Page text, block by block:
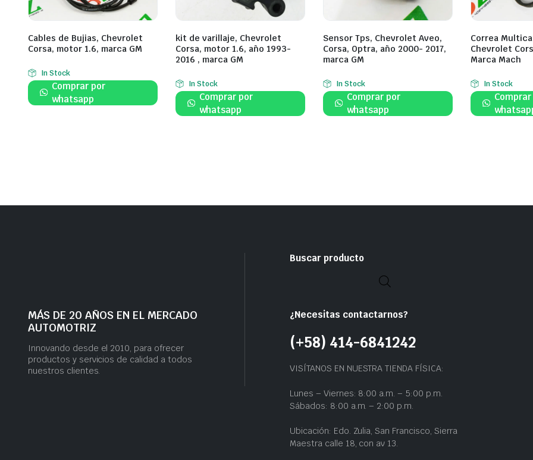
Cables de Bujias, Chevrolet
Corsa, motor 1.6, marca GM
In Stock
Comprar por
whatsapp
kit de varillaje, Chevrolet
Corsa, motor 1.6, año 1993-
2016 , marca GM
In Stock
Comprar por
whatsapp
Sensor Tps, Chevrolet Aveo,
Corsa, Optra, año 2000- 2017,
marca GM
In Stock
Comprar por
whatsapp
Correa
Chevrolet
Marca Mach
In Stock
MÁS DE 20 AÑOS EN EL MERCADO
AUTOMOTRIZ
Innovando desde el 2010, para ofrecer
productos y servicios de calidad a todos
nuestros clientes.
Buscar producto
¿Necesitas contactarnos?
(+58) 414-6841242
VISÍTANOS EN NUESTRA TIENDA FÍSICA:
Lunes – Viernes: 8:00 a.m. – 5:00 p.m.
Sábados: 8:00 a.m. – 2:00 p.m.
Ubicación: Edo. Zulia, San Francisco, Sierra
Maestra calle 18, con av 13.